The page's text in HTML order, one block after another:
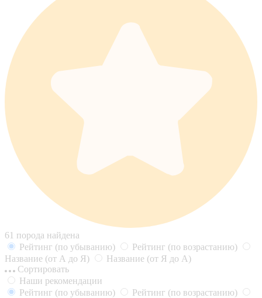
61 порода найдена
Рейтинг (по убыванию) Рейтинг (по возрастанию)
Название (от А до Я) Название (от Я до А)
Сортировать
Наши рекомендации
Рейтинг (по убыванию) Рейтинг (по возрастанию)